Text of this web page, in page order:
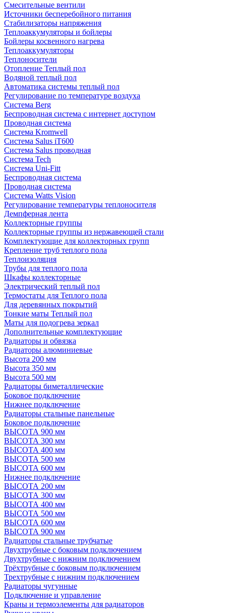
Смесительные вентили
Источники бесперебойного питания
Стабилизаторы напряжения
Теплоаккумуляторы и бойлеры
Бойлеры косвенного нагрева
Теплоаккумуляторы
Теплоносители
Отопление Теплый пол
Водяной теплый пол
Автоматика системы теплый пол
Регулирование по температуре воздуха
Система Berg
Беспроводная система с интернет доступом
Проводная система
Система Kromwell
Система Salus iT600
Система Salus проводная
Система Tech
Система Uni-Fitt
Беспроводная система
Проводная система
Система Watts Vision
Регулирование температуры теплоносителя
Демпферная лента
Коллекторные группы
Коллекторные группы из нержавеющей стали
Комплектующие для коллекторных групп
Крепление труб теплого пола
Теплоизоляция
Трубы для теплого пола
Шкафы коллекторные
Электрический теплый пол
Термостаты для Теплого пола
Для деревянных покрытий
Тонкие маты Теплый пол
Маты для подогрева зеркал
Дополнительные комплектующие
Радиаторы и обвязка
Радиаторы алюминиевые
Высота 200 мм
Высота 350 мм
Высота 500 мм
Радиаторы биметаллические
Боковое подключение
Нижнее подключение
Радиаторы стальные панельные
Боковое подключение
ВЫСОТА 900 мм
ВЫСОТА 300 мм
ВЫСОТА 400 мм
ВЫСОТА 500 мм
ВЫСОТА 600 мм
Нижнее подключение
ВЫСОТА 200 мм
ВЫСОТА 300 мм
ВЫСОТА 400 мм
ВЫСОТА 500 мм
ВЫСОТА 600 мм
ВЫСОТА 900 мм
Радиаторы стальные трубчатые
Двухтрубные с боковым подключением
Двухтрубные с нижним подключением
Трёхтрубные с боковым подключением
Трехтрубные с нижним подключением
Радиаторы чугунные
Подключение и управление
Краны и термоэлементы для радиаторов